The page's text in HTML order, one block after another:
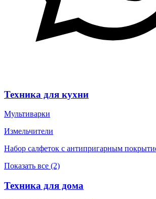
Техника для кухни
Мультиварки
Измельчители
Набор салфеток с антипригарным
Показать все (2)
Техника для дома